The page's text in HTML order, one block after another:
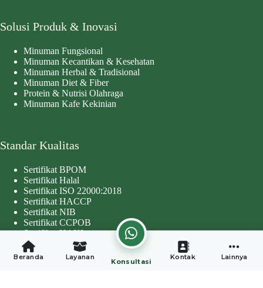
Solusi Produk & Inovasi
Minuman Fungsional
Minuman Kecantikan & Kesehatan
Minuman Herbal & Tradisional
Minuman Diet & Fiber
Protein & Nutrisi Olahraga
Minuman Kafe Kekinian
Standar Kualitas
Sertifikat BPOM
Sertifikat Halal
Sertifikat ISO 22000:2018
Sertifikat HACCP
Sertifikat NIB
Sertifikat CCPOB
Sertifikat HAKI
Copyright © 2026 - Developed by
Worthentik Digital
Beranda Layanan
Konsultasi
Kontak Lainnya